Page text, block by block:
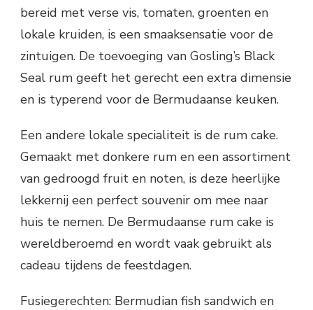
bereid met verse vis, tomaten, groenten en
lokale kruiden, is een smaaksensatie voor de
zintuigen. De toevoeging van Gosling’s Black
Seal rum geeft het gerecht een extra dimensie
en is typerend voor de Bermudaanse keuken.
Een andere lokale specialiteit is de rum cake.
Gemaakt met donkere rum en een assortiment
van gedroogd fruit en noten, is deze heerlijke
lekkernij een perfect souvenir om mee naar
huis te nemen. De Bermudaanse rum cake is
wereldberoemd en wordt vaak gebruikt als
cadeau tijdens de feestdagen.
Fusiegerechten: Bermudian fish sandwich en